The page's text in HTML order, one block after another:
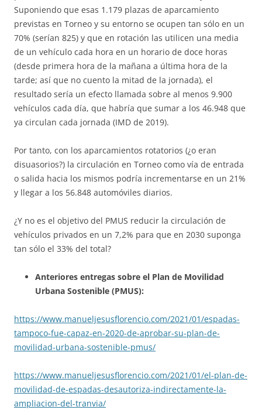
Suponiendo que esas 1.179 plazas de aparcamiento
previstas en Torneo y su entorno se ocupen tan sólo en un
70% (serían 825) y que en rotación las utilicen una media
de un vehículo cada hora en un horario de doce horas
(desde primera hora de la mañana a última hora de la
tarde; así que no cuento la mitad de la jornada), el
resultado sería un efecto llamada sobre al menos 9.900
vehículos cada día, que habría que sumar a los 46.948 que
ya circulan cada jornada (IMD de 2019).
Por tanto, con los aparcamientos rotatorios (¿o eran
disuasorios?) la circulación en Torneo como vía de entrada
o salida hacia los mismos podría incrementarse en un 21%
y llegar a los 56.848 automóviles diarios.
¿Y no es el objetivo del PMUS reducir la circulación de
vehículos privados en un 7,2% para que en 2030 suponga
tan sólo el 33% del total?
Anteriores entregas sobre el Plan de Movilidad
Urbana Sostenible (PMUS):
https://www.manueljesusflorencio.com/2021/01/espadas-
tampoco-fue-capaz-en-2020-de-aprobar-su-plan-de-
movilidad-urbana-sostenible-pmus/
https://www.manueljesusflorencio.com/2021/01/el-plan-de-
movilidad-de-espadas-desautoriza-indirectamente-la-
ampliacion-del-tranvia/